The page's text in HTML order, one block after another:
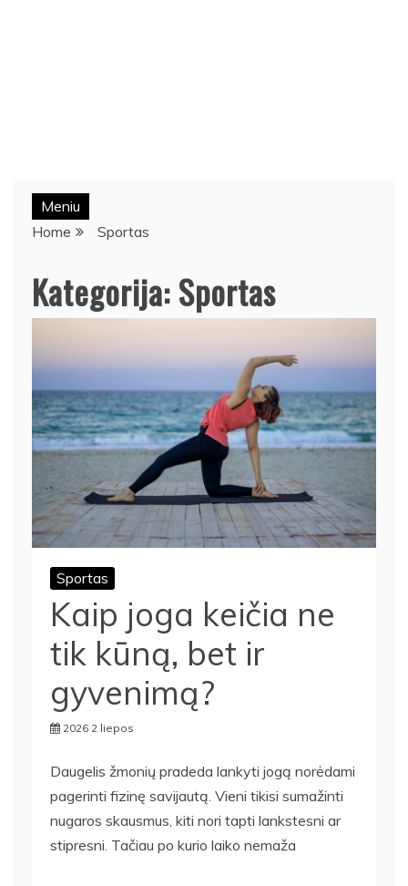
Meniu
Home
Sportas
Kategorija:Sportas
Sportas
Kaip joga keičia ne
tik kūną, bet ir
gyvenimą?
2026 2 liepos
Daugelis žmonių pradeda lankyti jogą norėdami
pagerinti fizinę savijautą. Vieni tikisi sumažinti
nugaros skausmus, kiti nori tapti lankstesni ar
stipresni. Tačiau po kurio laiko nemaža